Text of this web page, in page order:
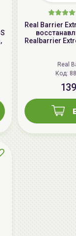
Real Barrier
Realbarrier
Real